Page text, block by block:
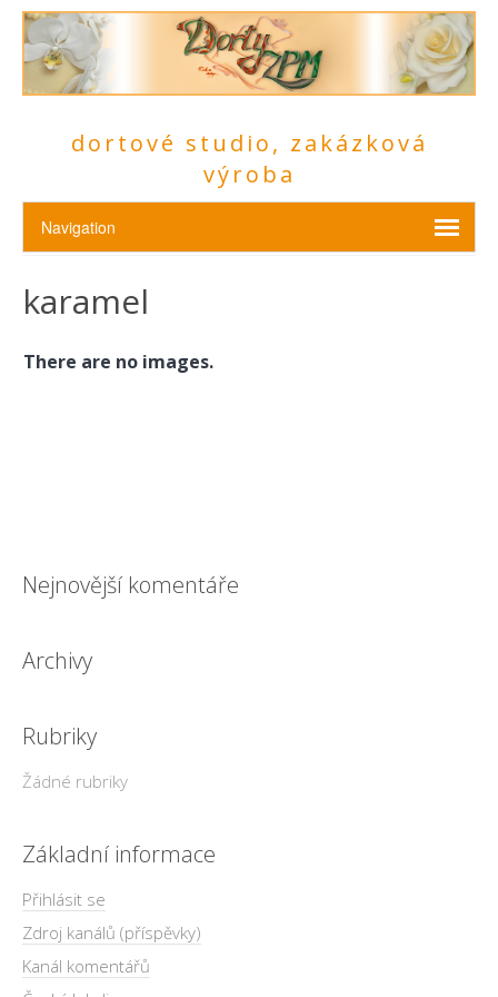
dortové studio, zakázková
výroba
karamel
There are no images.
Nejnovější komentáře
Archivy
Rubriky
Žádné rubriky
Základní informace
Přihlásit se
Zdroj kanálů (příspěvky)
Kanál komentářů